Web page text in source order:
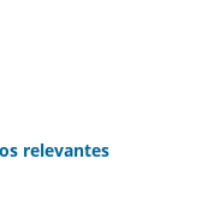
relevantes